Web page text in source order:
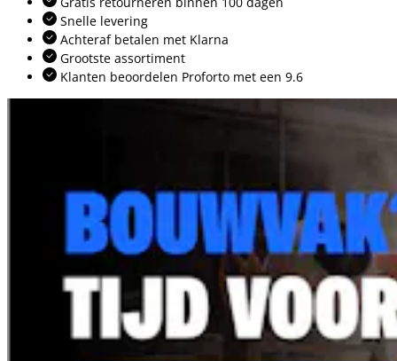
Snelle levering
Achteraf betalen met Klarna
Grootste assortiment
Klanten beoordelen Proforto met een 9.6